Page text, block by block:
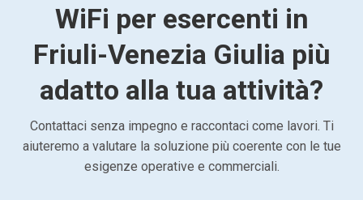
WiFi per esercenti in
Friuli-Venezia Giulia più
adatto alla tua attività?
Contattaci senza impegno e raccontaci come lavori. Ti
aiuteremo a valutare la soluzione più coerente con le tue
esigenze operative e commerciali.